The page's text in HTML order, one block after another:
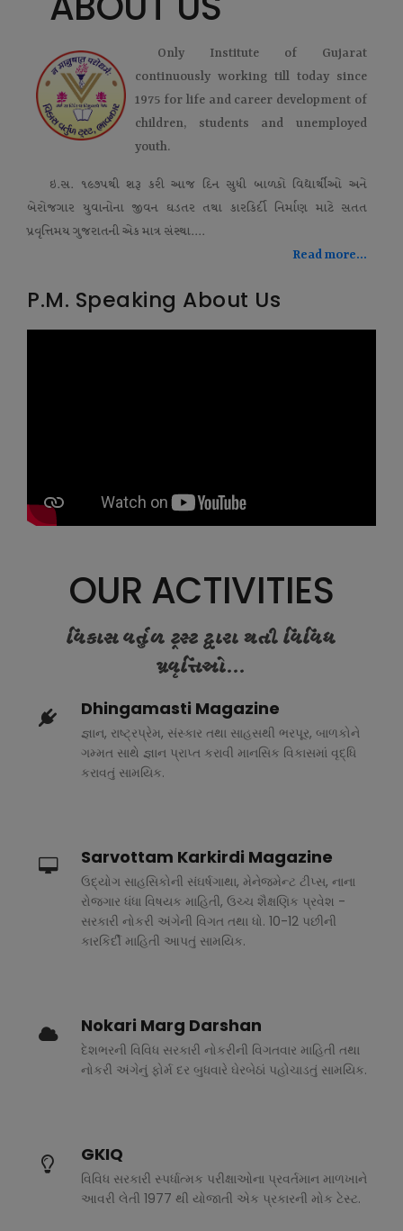
Only Institute of Gujarat
continuously working till today since
1975 for life and career development of
children, students and unemployed
youth.
ઇ.સ. ૧૯૭૫થી શરૂ કરી આજ દિન સુધી બાળકો વિદ્યાર્થીઓ અને
બેરોજગાર યુવાનોના જીવન ઘડતર તથા કારકિર્દી નિર્માણ માટે સતત
પ્રવૃત્તિમય ગુજરાતની એક માત્ર સંસ્થા....
Read more...
P.M. Speaking About Us
OUR ACTIVITIES
વિકાસ વર્તુળ ટ્રસ્ટ દ્વારા થતી વિવિધ
પ્રવૃત્તિઓ...
Dhingamasti Magazine
જ્ઞાન, રાષ્ટ્રપ્રેમ, સંસ્કાર તથા સાહસથી ભરપૂર, બાળકોને
ગમ્મત સાથે જ્ઞાન પ્રાપ્ત કરાવી માનસિક વિકાસમાં વૃદ્ધિ
કરાવતું સામયિક.
Sarvottam Karkirdi Magazine
ઉદ્યોગ સાહસિકોની સંઘર્ષગાથા, મેનેજમેન્ટ ટીપ્સ, નાના
રોજગાર ધંધા વિષયક માહિતી, ઉચ્ચ શૈક્ષણિક પ્રવેશ -
સરકારી નોકરી અંગેની વિગત તથા ધો. 10-12 પછીની
કારકિર્દી માહિતી આપતું સામયિક.
Nokari Marg Darshan
દેશભરની વિવિધ સરકારી નોકરીની વિગતવાર માહિતી તથા
નોકરી અંગેનું ફોર્મ દર બુધવારે ઘેરબેઠાં પહોચાડતું સામયિક.
GKIQ
વિવિધ સરકારી સ્પર્ધાત્મક પરીક્ષાઓના પ્રવર્તમાન માળખાને
આવરી લેતી 1977 થી યોજાતી એક પ્રકારની મોક ટેસ્ટ.